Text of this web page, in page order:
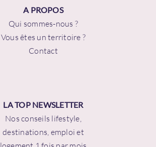
A PROPOS
Qui sommes-nous ?
Vous êtes un territoire ?
Contact
LA TOP NEWSLETTER
Nos conseils lifestyle,
destinations, emploi et